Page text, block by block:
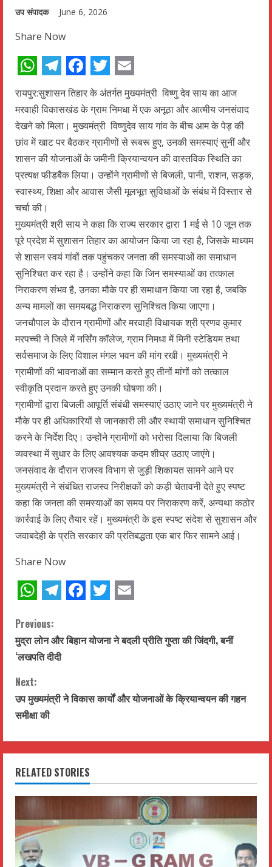
उप संपादक June 6, 2026
Share Now
WhatsApp
Telegram
Facebook
Twitter
Email
रायपुर:सुशासन तिहार के अंतर्गत मुख्यमंत्री विष्णु देव साय का आज
मरवाही विकासखंड के ग्राम निमधा में एक अनूठा और आत्मीय जनसंवाद
देखने को मिला। मुख्यमंत्री विष्णुदेव साय गांव के बीच आम के पेड़ की
छांव में खाट पर बैठकर ग्रामीणों से रूबरू हुए, उनकी समस्याएं सुनीं और
शासन की योजनाओं के जमीनी क्रियान्वयन की वास्तविक स्थिति का
प्रत्यक्ष फीडबैक लिया। उन्होंने ग्रामीणों से बिजली, पानी, राशन, सड़क,
स्वास्थ्य, शिक्षा और आवास जैसी मूलभूत सुविधाओं के संबंध में विस्तार से
चर्चा की।
मुख्यमंत्री श्री साय ने कहा कि राज्य सरकार द्वारा 1 मई से 10 जून तक
पूरे प्रदेश में सुशासन तिहार का आयोजन किया जा रहा है, जिसके माध्यम
से शासन स्वयं गांवों तक पहुंचकर जनता की समस्याओं का समाधान
सुनिश्चित कर रहा है। उन्होंने कहा कि जिन समस्याओं का तत्काल
निराकरण संभव है, उनका मौके पर ही समाधान किया जा रहा है, जबकि
अन्य मामलों का समयबद्ध निराकरण सुनिश्चित किया जाएगा।
जनचौपाल के दौरान ग्रामीणों और मरवाही विधायक श्री प्रणव कुमार
मरपच्ची ने जिले में नर्सिंग कॉलेज, ग्राम निमधा में मिनी स्टेडियम तथा
सर्वसमाज के लिए विशाल मंगल भवन की मांग रखी। मुख्यमंत्री ने
ग्रामीणों की भावनाओं का सम्मान करते हुए तीनों मांगों को तत्काल
स्वीकृति प्रदान करते हुए उनकी घोषणा की।
ग्रामीणों द्वारा बिजली आपूर्ति संबंधी समस्याएं उठाए जाने पर मुख्यमंत्री ने
मौके पर ही अधिकारियों से जानकारी ली और स्थायी समाधान सुनिश्चित
करने के निर्देश दिए। उन्होंने ग्रामीणों को भरोसा दिलाया कि बिजली
व्यवस्था में सुधार के लिए आवश्यक कदम शीघ्र उठाए जाएंगे।
जनसंवाद के दौरान राजस्व विभाग से जुड़ी शिकायत सामने आने पर
मुख्यमंत्री ने संबंधित राजस्व निरीक्षकों को कड़ी चेतावनी देते हुए स्पष्ट
कहा कि जनता की समस्याओं का समय पर निराकरण करें, अन्यथा कठोर
कार्रवाई के लिए तैयार रहें। मुख्यमंत्री के इस स्पष्ट संदेश से सुशासन और
जवाबदेही के प्रति सरकार की प्रतिबद्धता एक बार फिर सामने आई।
Share Now
C
o
n
t
n
u
e
R
e
Previous:
मुद्रा लोन और बिहान योजना ने बदली प्रीति गुप्ता की जिंदगी, बनीं
‘लखपति दीदी
Next:
उप मुख्यमंत्री ने विकास कार्यों और योजनाओं के क्रियान्वयन की गहन
समीक्षा की
RELATED STORIES